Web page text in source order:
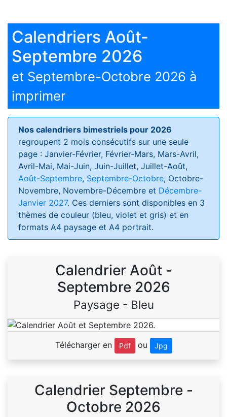
Calendriers Août-
Septembre 2026
et Septembre-Octobre 2026 à
imprimer
Nos calendriers bimestriels pour 2026
regroupent 2 mois consécutifs sur une seule
page : Janvier-Février, Février-Mars, Mars-Avril,
Avril-Mai, Mai-Juin, Juin-Juillet, Juillet-Août,
Août-Septembre, Septembre-Octobre, Octobre-
Novembre, Novembre-Décembre et Décembre-
Janvier 2027. Ces derniers sont disponibles en 3
thèmes de couleur (bleu, violet et gris) et en
formats A4 paysage et A4 portrait.
Calendrier Août -
Septembre 2026
Paysage - Bleu
Télécharger en Pdf ou Jpg
Calendrier Septembre -
Octobre 2026